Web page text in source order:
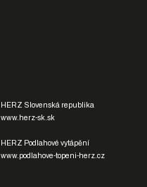
HERZ Slovenská republika
www.herz-sk.sk
HERZ Podlahové vytápění
www.podlahove-topeni-herz.cz